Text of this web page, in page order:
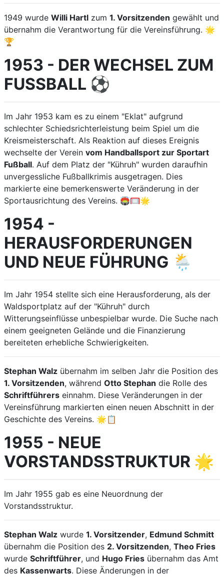
1949 wurde Willi Hartl zum 1. Vorsitzenden gewählt und
übernahm die Verantwortung für die Vereinsführung. 🌟
🏆
1953 - DER WECHSEL ZUM
FUSSBALL ⚽
Im Jahr 1953 kam es zu einem "Eklat" aufgrund
schlechter Schiedsrichterleistung beim Spiel um die
Kreismeisterschaft. Als Reaktion auf dieses Ereignis
wechselte der Verein vom Handballsport zur Sportart
Fußball. Auf dem Platz der "Kühruh" wurden daraufhin
unvergessliche Fußballkrimis ausgetragen. Dies
markierte eine bemerkenswerte Veränderung in der
Sportausrichtung des Vereins. 🏟️🥅🌟
1954 -
HERAUSFORDERUNGEN
UND NEUE FÜHRUNG 🌦️
Im Jahr 1954 stellte sich eine Herausforderung, als der
Waldsportplatz auf der "Kühruh" durch
Witterungseinflüsse unbespielbar wurde. Die Suche nach
einem geeigneten Gelände und die Finanzierung
bereiteten erhebliche Schwierigkeiten.
Stephan Walz übernahm im selben Jahr die Position des
1. Vorsitzenden, während Otto Stephan die Rolle des
Schriftführers einnahm. Diese Veränderungen in der
Vereinsführung markierten einen neuen Abschnitt in der
Geschichte des Vereins. 🌟📋
1955 - NEUE
VORSTANDSSTRUKTUR 🌟
Im Jahr 1955 gab es eine Neuordnung der
Vorstandsstruktur.
Stephan Walz wurde 1. Vorsitzender, Edmund Schmitt
übernahm die Position des 2. Vorsitzenden, Theo Fries
wurde Schriftführer, und Hugo Fries übernahm das Amt
des Kassenwarts. Diese Änderungen in der